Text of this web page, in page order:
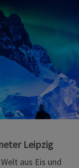
Leipzig
aus Eis und